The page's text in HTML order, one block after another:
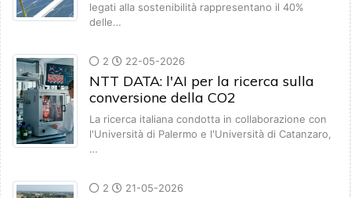
legati alla sostenibilità rappresentano il 40%
delle…
2 22-05-2026
NTT DATA: l'AI per la ricerca sulla
conversione della CO2
La ricerca italiana condotta in collaborazione con
l'Università di Palermo e l'Università di Catanzaro,
…
2 21-05-2026